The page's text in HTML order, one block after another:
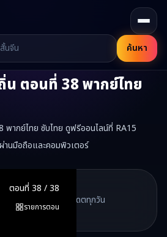
ค้นหา
น ตอนที่ 38พากย์ไทย
ากย์ไทย ซับไทย ดูฟรีออนไลน์ที่ RA15
นมือถือและคอมพิวเตอร์
ตอนที่ 38 /38
รายการตอน
แม่ทั
อนไลน์ฟรี ที่รวบรวมหนังจีน ละครจีน มิ
แนวตั้ง พากย์ไทย อัปเดตทุกวัน